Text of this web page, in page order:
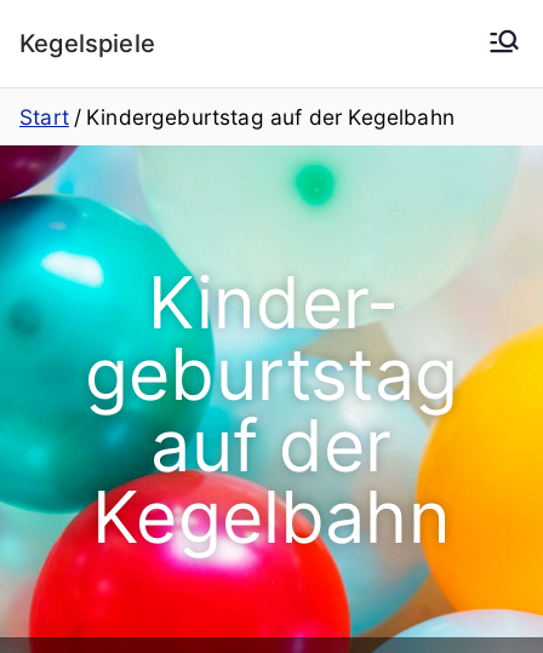
Kegelspiele
Start Kindergeburtstag auf der Kegelbahn
Kinder­
geburtstag
auf der
Kegelbahn